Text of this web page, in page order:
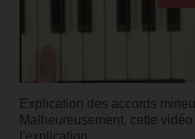
Explication des accords
Malheureusement, cette
l'explication...